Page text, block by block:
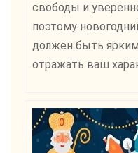
свободы и
поэтому
должен быть
отражать ваш